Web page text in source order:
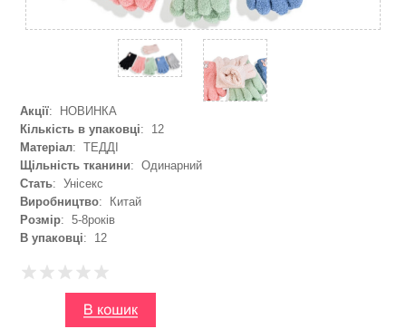
Акції: НОВИНКА
Кількість в упаковці: 12
Матеріал: ТЕДДІ
Щільність тканини: Одинарний
Стать: Унісекс
Виробництво: Китай
Розмір: 5-8років
В упаковці: 12